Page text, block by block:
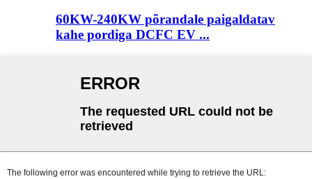
60KW-240KW põrandale paigaldatav
kahe pordiga DCFC EV ...